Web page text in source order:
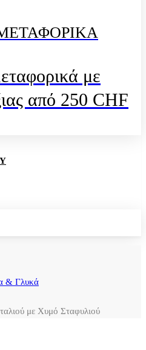
με
από 250 CHF
& Γλυκά
με Χυμό Σταφυλιού